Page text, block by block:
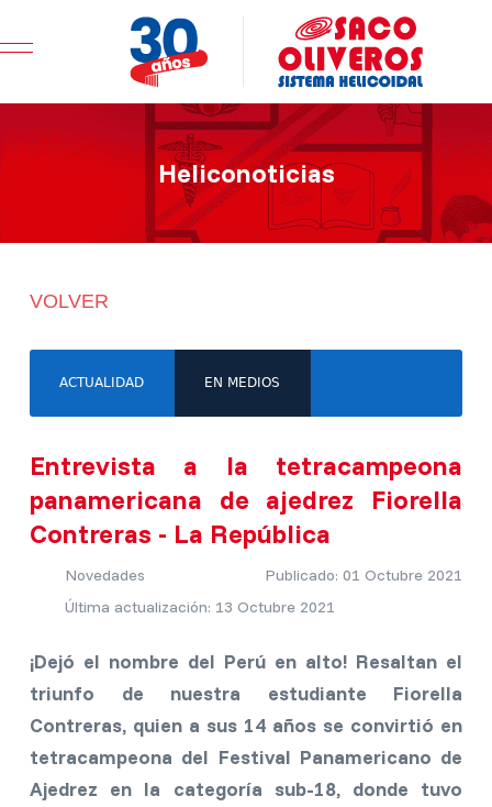
Mobile Menu Toggle
Heliconoticias
VOLVER
ACTUALIDAD EN MEDIOS
Entrevista a la tetracampeona
panamericana de ajedrez Fiorella
Contreras - La República
Novedades
Publicado: 01 Octubre 2021
Última actualización: 13 Octubre 2021
¡Dejó el nombre del Perú en alto! Resaltan el
triunfo de nuestra estudiante Fiorella
Contreras, quien a sus 14 años se convirtió en
tetracampeona del Festival Panamericano de
Ajedrez en la categoría sub-18, donde tuvo